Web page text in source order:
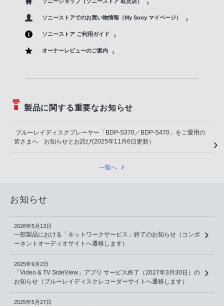
ソニーストアでのお買い物情報（My Sony マイページ）
ソニーストア ご利用ガイド
オーナーレビューのご案内
製品に関する重要なお知らせ
ブルーレイディスクプレーヤー「BDP-S370／BDP-S470」をご愛用の
皆さまへ お知らせとお詫び(2025年11月6日更新）
一覧へ
お知らせ
2026年5月13日
一部製品における「ネットワークサービス」終了のお知らせ（コンポ
ーネントオーディオサイトへ遷移します）
2025年9月2日
「Video & TV SideView」アプリ サービス終了（2027年3月30日）の
お知らせ（ブルーレイディスクレコーダーサイトへ遷移します）
2025年5月27日